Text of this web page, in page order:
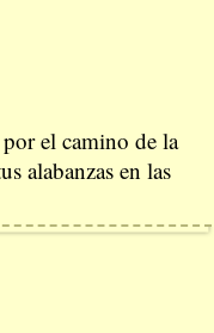
el camino de la
alabanzas en las